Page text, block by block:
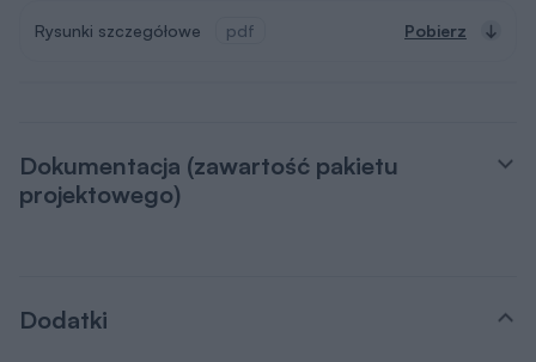
Rysunki szczegółowe pdf Pobierz
Dokumentacja (zawartość pakietu
projektowego)
Dodatki